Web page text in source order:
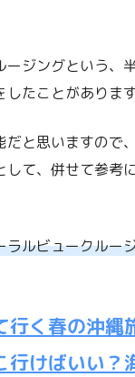
ージングという、
たことがあります
だと思いますので
して、併せて参考
ラルビュークルー
く春の沖縄
行けばいい？